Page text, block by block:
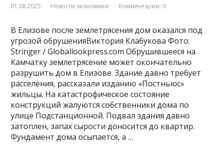
01.08.2025 Новости экономики Комментарии: 0
В Елизове после землетрясения дом оказался под
угрозой обрушенияВиктория Клабукова Фото:
Stringer / Globallookpress.com Обрушившееся на
Камчатку землетрясение может окончательно
разрушить дом в Елизове. Здание давно требует
расселения, рассказали изданию «Постньюс»
жильцы. На катастрофическое состояние
конструкций жалуются собственники дома по
улице Подстанционной. Подвал здания давно
затоплен, запах сырости доносится до квартир.
Фундамент дома осыпается, а …